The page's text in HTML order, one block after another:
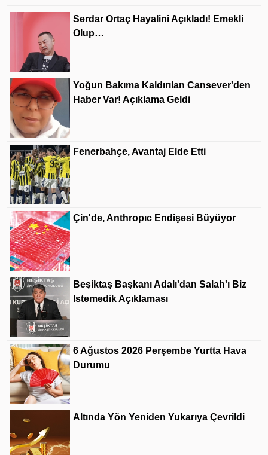
Serdar Ortaç Hayalini Açıkladı! Emekli
Olup…
Yoğun Bakıma Kaldırılan Cansever'den
Haber Var! Açıklama Geldi
Fenerbahçe, Avantaj Elde Etti
Çin'de, Anthropıc Endişesi Büyüyor
Beşiktaş Başkanı Adalı'dan Salah'ı Biz
Istemedik Açıklaması
6 Ağustos 2026 Perşembe Yurtta Hava
Durumu
Altında Yön Yeniden Yukarıya Çevrildi